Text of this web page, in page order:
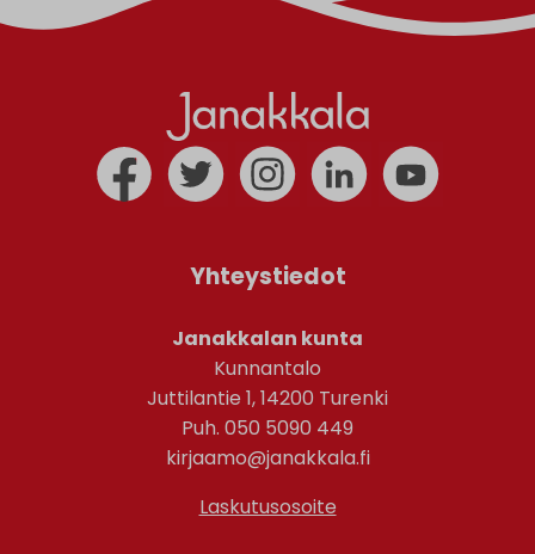
Yhteystiedot
Janakkalan kunta
Kunnantalo
Juttilantie 1, 14200 Turenki
Puh. 050 5090 449
kirjaamo@janakkala.fi
Laskutusosoite